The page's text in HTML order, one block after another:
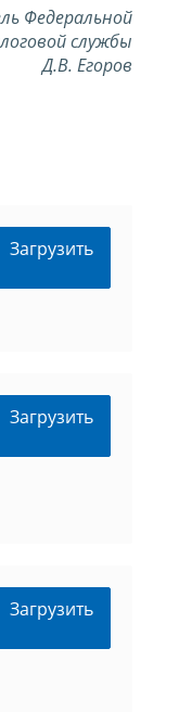
Федеральной
службы
Д.В. Егоров
Загрузить
Загрузить
Загрузить